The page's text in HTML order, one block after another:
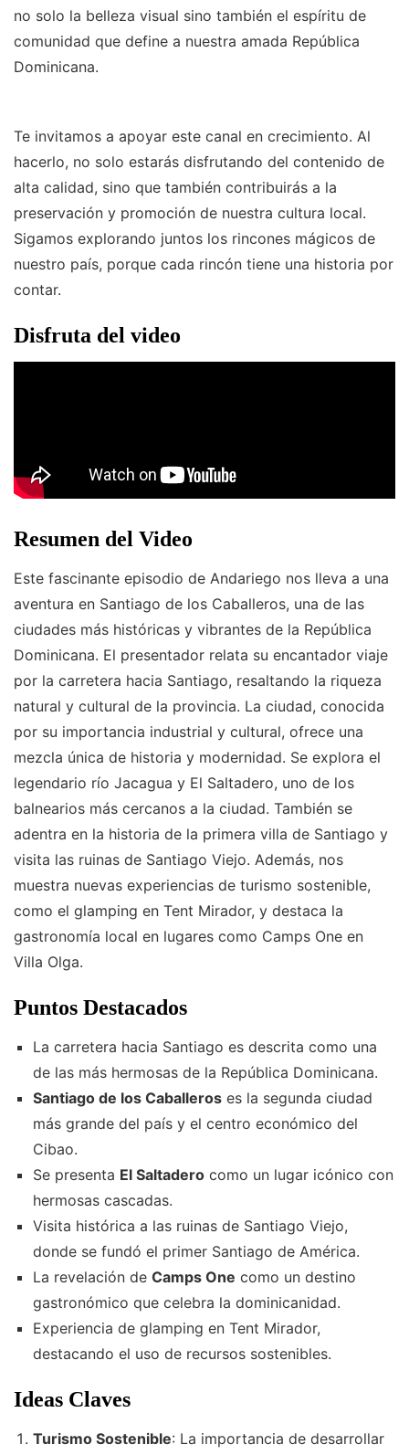
no solo la belleza visual sino también el espíritu de
comunidad que define a nuestra amada República
Dominicana.
Te invitamos a apoyar este canal en crecimiento. Al
hacerlo, no solo estarás disfrutando del contenido de
alta calidad, sino que también contribuirás a la
preservación y promoción de nuestra cultura local.
Sigamos explorando juntos los rincones mágicos de
nuestro país, porque cada rincón tiene una historia por
contar.
Disfruta del video
Resumen del Video
Este fascinante episodio de Andariego nos lleva a una
aventura en Santiago de los Caballeros, una de las
ciudades más históricas y vibrantes de la República
Dominicana. El presentador relata su encantador viaje
por la carretera hacia Santiago, resaltando la riqueza
natural y cultural de la provincia. La ciudad, conocida
por su importancia industrial y cultural, ofrece una
mezcla única de historia y modernidad. Se explora el
legendario río Jacagua y El Saltadero, uno de los
balnearios más cercanos a la ciudad. También se
adentra en la historia de la primera villa de Santiago y
visita las ruinas de Santiago Viejo. Además, nos
muestra nuevas experiencias de turismo sostenible,
como el glamping en Tent Mirador, y destaca la
gastronomía local en lugares como Camps One en
Villa Olga.
Puntos Destacados
La carretera hacia Santiago es descrita como una
de las más hermosas de la República Dominicana.
Santiago de los Caballeroses la segunda ciudad
más grande del país y el centro económico del
Cibao.
Se presenta El Saltaderocomo un lugar icónico con
hermosas cascadas.
Visita histórica a las ruinas de Santiago Viejo,
donde se fundó el primer Santiago de América.
La revelación de Camps One como un destino
gastronómico que celebra la dominicanidad.
Experiencia de glamping en Tent Mirador,
destacando el uso de recursos sostenibles.
Ideas Claves
Turismo Sostenible: La importancia de desarrollar